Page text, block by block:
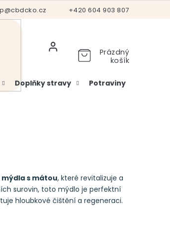
+420 604 903 807
Vrácení a reklamace
Prázdný
košík
Doplňky stravy Potraviny
s mátou, které revitalizuje a
surovin, toto mýdlo je perfektní
hloubkové čištění a regeneraci.